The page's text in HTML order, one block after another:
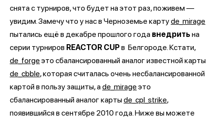
снята с турниров, что будет на этот раз, поживем —
увидим. Замечу что у нас в Черноземье картуde_mirage
пытались ещё в декабре прошлого года внедритьна
серии турниров REACTOR CUPв Белгороде. Кстати,
de_forge это сбалансированный аналог известной карты
de_cbble, которая считалась очень несбалансированной
картой в пользу защиты, аde_mirage это
сбалансированный аналог картыde_cpl_strike,
появившийся в сентябре 2010 года. Ниже вы можете